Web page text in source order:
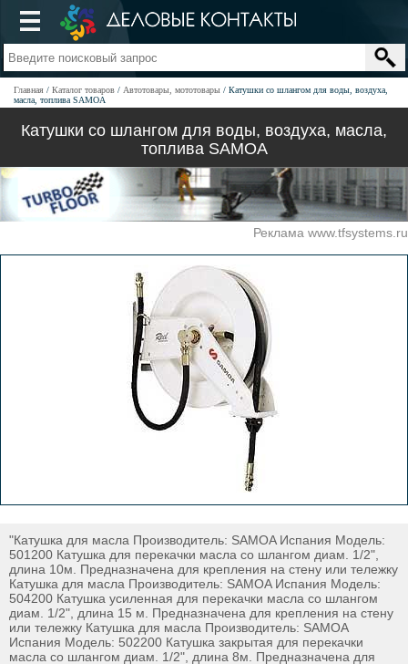
Главная Каталог товаров Автотовары, мототовары
Катушки со шлангом для воды, воздуха,
масла, топлива SAMOA
Катушки со шлангом для воды, воздуха, масла,
топлива SAMOA
Реклама www.tfsystems.ru
"Катушка для масла Производитель: SAMOA Испания Модель:
501200 Катушка для перекачки масла со шлангом диам. 1/2",
длина 10м. Предназначена для крепления на стену или тележку
Катушка для масла Производитель: SAMOA Испания Модель:
504200 Катушка усиленная для перекачки масла со шлангом
диам. 1/2", длина 15 м. Предназначена для крепления на стену
или тележку Катушка для масла Производитель: SAMOA
Испания Модель: 502200 Катушка закрытая для перекачки
масла со шлангом диам. 1/2", длина 8м. Предназначена для